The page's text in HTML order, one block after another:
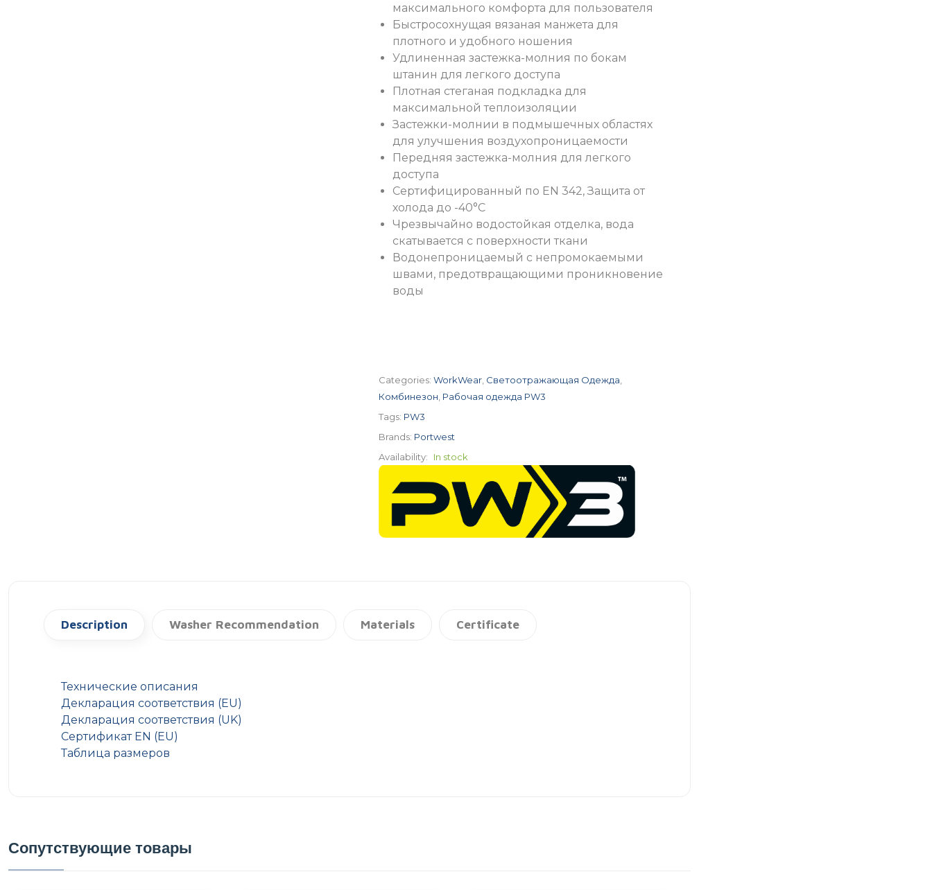
максимального комфорта для пользователя
Быстросохнущая вязаная манжета для
плотного и удобного ношения
Удлиненная застежка-молния по бокам
штанин для легкого доступа
Плотная стеганая подкладка для
максимальной теплоизоляции
Застежки-молнии в подмышечных областях
для улучшения воздухопроницаемости
Передняя застежка-молния для легкого
доступа
Сертифицированный по EN 342, Защита от
холода до -40°C
Чрезвычайно водостойкая отделка, вода
скатывается с поверхности ткани
Водонепроницаемый с непромокаемыми
швами, предотвращающими проникновение
воды
Categories: WorkWear, Светоотражающая Одежда,
Комбинезон, Рабочая одежда PW3
Tags: PW3
Brands: Portwest
Availability:
In stock
Description Washer Recommendation Materials Certificate
Технические описания
Декларация соответствия (EU)
Декларация соответствия (UK)
Сертификат EN (EU)
Таблица размеров
Сопутствующие товары